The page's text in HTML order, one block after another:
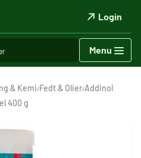
Login
Menu
& Kemi/Fedt & Olier/Addinol
400 g